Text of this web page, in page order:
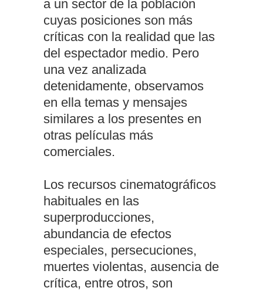
a un sector de la población
cuyas posiciones son más
críticas con la realidad que las
del espectador medio. Pero
una vez analizada
detenidamente, observamos
en ella temas y mensajes
similares a los presentes en
otras películas más
comerciales.
Los recursos cinematográficos
habituales en las
superproducciones,
abundancia de efectos
especiales, persecuciones,
muertes violentas, ausencia de
crítica, entre otros, son